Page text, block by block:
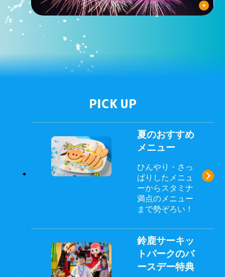
PICK UP
夏のおすすめ
メニュー
ひんやり・さっ
ぱりしたメニュ
ーからスタミナ
満点のメニュー
まで勢ぞろい！
→
鈴鹿サーキッ
トパークのバ
ースデー特典